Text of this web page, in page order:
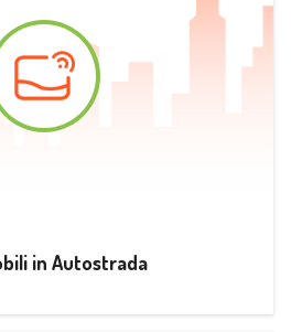
in Autostrada